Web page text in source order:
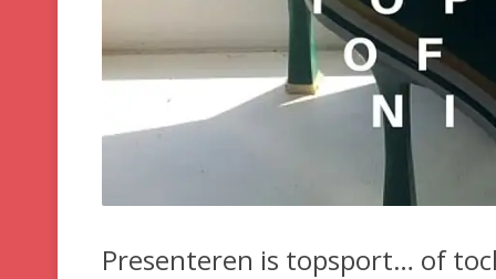
Presenteren is topsport… of